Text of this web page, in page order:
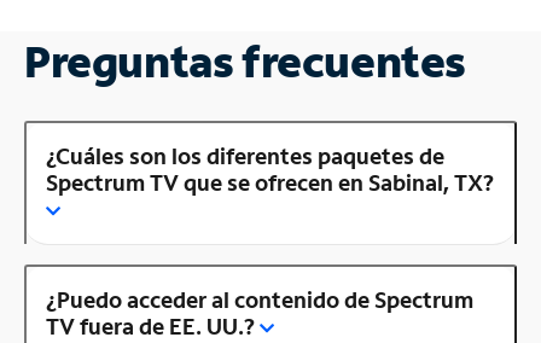
Preguntas frecuentes
¿Cuáles son los diferentes paquetes de
Spectrum TV que se ofrecen en Sabinal, TX?
¿Puedo acceder al contenido de Spectrum
TV fuera de EE. UU.?